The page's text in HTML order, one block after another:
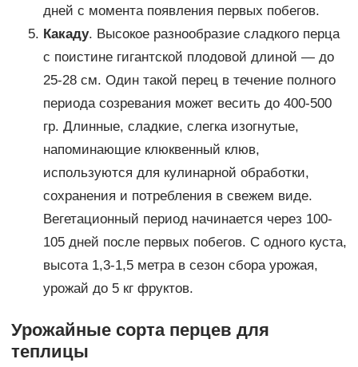
дней с момента появления первых побегов.
Какаду. Высокое разнообразие сладкого перца
с поистине гигантской плодовой длиной — до
25-28 см. Один такой перец в течение полного
периода созревания может весить до 400-500
гр. Длинные, сладкие, слегка изогнутые,
напоминающие клюквенный клюв,
используются для кулинарной обработки,
сохранения и потребления в свежем виде.
Вегетационный период начинается через 100-
105 дней после первых побегов. С одного куста,
высота 1,3-1,5 метра в сезон сбора урожая,
урожай до 5 кг фруктов.
Урожайные сорта перцев для
теплицы